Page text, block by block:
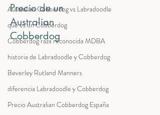
Australian Cobberdog vs Labradoodle
qué es un Cobberdog
Cobberdog raza reconocida MDBA
historia de Labradoodle y Cobberdog
Beverley Rutland Manners
diferencia Labradoodle y Cobberdog
Precio Australian Cobberdog España
Precio de un
Australian
Cobberdog